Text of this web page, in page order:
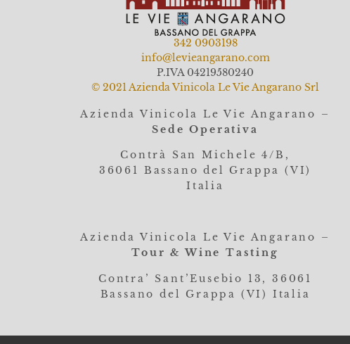
342 0903198
info@levieangarano.com
P.IVA 04219580240
© 2021 Azienda Vinicola Le Vie Angarano Srl
Azienda Vinicola Le Vie Angarano –
Sede Operativa
Contrà San Michele 4/B,
36061 Bassano del Grappa (VI)
Italia
Azienda Vinicola Le Vie Angarano –
Tour & Wine Tasting
Contra’ Sant’Eusebio 13, 36061
Bassano del Grappa (VI) Italia